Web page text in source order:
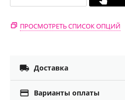
ПРОСМОТРЕТЬ СПИСОК ОПЦИЙ
 Доставка
 Варианты оплаты